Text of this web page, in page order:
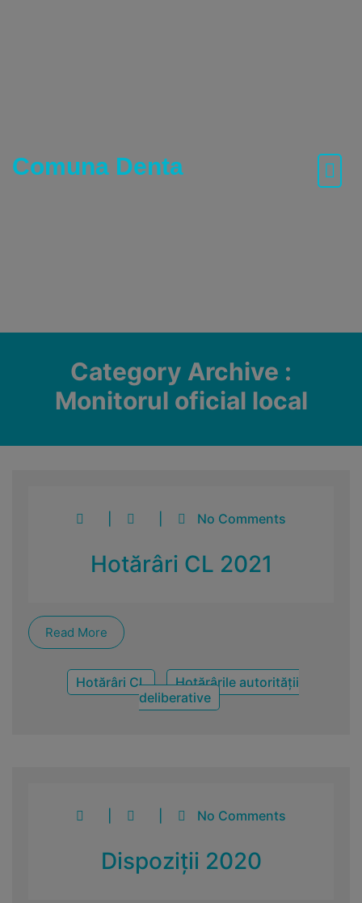
Comuna Denta
Category Archive :
Monitorul oficial local
No Comments
Hotărâri CL 2021
Read More
Hotărâri CL
Hotărârile autorității
deliberative
No Comments
Dispoziții 2020